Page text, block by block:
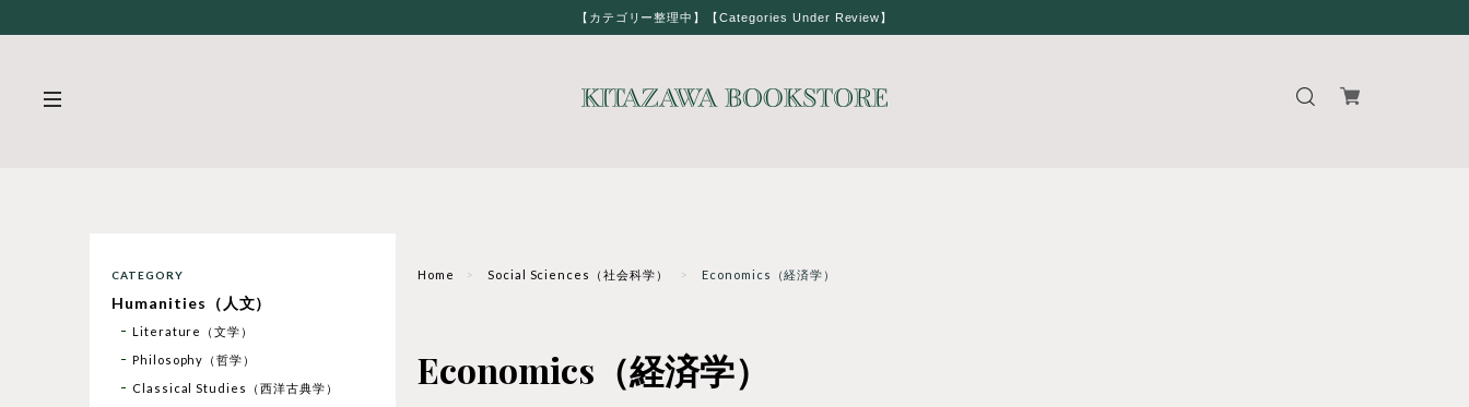
【カテゴリー整理中】【Categories Under Review】
Home Social Sciences（社会科学） Economics（経済学）
Economics（経済学）
CATEGORY
Humanities（人文）
Literature（文学）
Philosophy（哲学）
Classical Studies（西洋古典学）